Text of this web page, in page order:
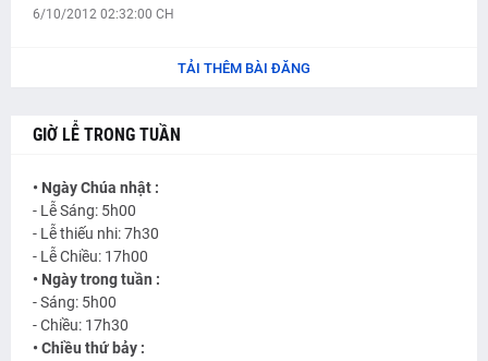
6/10/2012 02:32:00 CH
TẢI THÊM BÀI ĐĂNG
GIỜ LỄ TRONG TUẦN
• Ngày Chúa nhật :
- Lễ Sáng: 5h00
- Lễ thiếu nhi: 7h30
- Lễ Chiều: 17h00
• Ngày trong tuần :
- Sáng: 5h00
- Chiều: 17h30
• Chiều thứ bảy :